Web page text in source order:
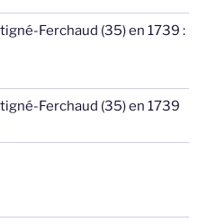
Ferchaud (35) en 1739 :
Ferchaud (35) en 1739